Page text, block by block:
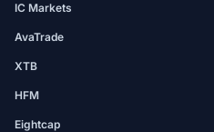
IC Markets
AvaTrade
XTB
HFM
Eightcap